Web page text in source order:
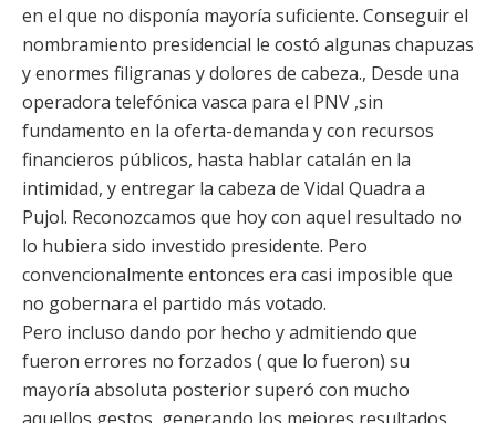
en el que no disponía mayoría suficiente. Conseguir el
nombramiento presidencial le costó algunas chapuzas
y enormes filigranas y dolores de cabeza., Desde una
operadora telefónica vasca para el PNV ,sin
fundamento en la oferta-demanda y con recursos
financieros públicos, hasta hablar catalán en la
intimidad, y entregar la cabeza de Vidal Quadra a
Pujol. Reconozcamos que hoy con aquel resultado no
lo hubiera sido investido presidente. Pero
convencionalmente entonces era casi imposible que
no gobernara el partido más votado.
Pero incluso dando por hecho y admitiendo que
fueron errores no forzados ( que lo fueron) su
mayoría absoluta posterior superó con mucho